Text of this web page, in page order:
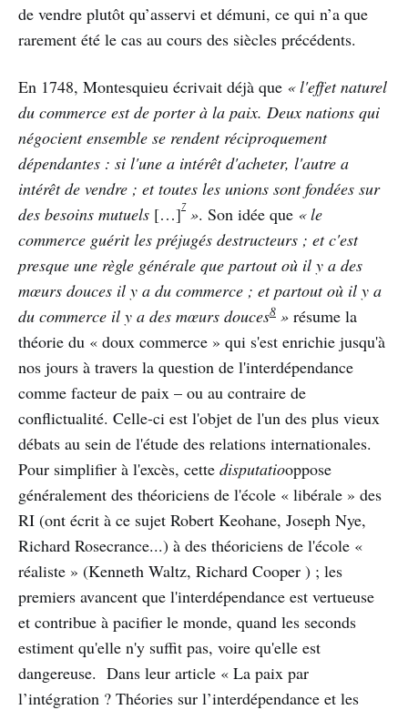
de vendre plutôt qu’asservi et démuni, ce qui n’a que
rarement été le cas au cours des siècles précédents.
En 1748, Montesquieu écrivait déjà que « l'effet naturel
du commerce est de porter à la paix. Deux nations qui
négocient ensemble se rendent réciproquement
dépendantes : si l'une a intérêt d'acheter, l'autre a
intérêt de vendre ; et toutes les unions sont fondées sur
des besoins mutuels […]7 ». Son idée que « le
commerce guérit les préjugés destructeurs ; et c'est
presque une règle générale que partout où il y a des
mœurs douces il y a du commerce ; et partout où il y a
du commerce il y a des mœurs douces8 » résume la
théorie du « doux commerce » qui s'est enrichie jusqu'à
nos jours à travers la question de l'interdépendance
comme facteur de paix – ou au contraire de
conflictualité. Celle-ci est l'objet de l'un des plus vieux
débats au sein de l'étude des relations internationales.
Pour simplifier à l'excès, cette disputatiooppose
généralement des théoriciens de l'école « libérale » des
RI (ont écrit à ce sujet Robert Keohane, Joseph Nye,
Richard Rosecrance...) à des théoriciens de l'école «
réaliste » (Kenneth Waltz, Richard Cooper ) ; les
premiers avancent que l'interdépendance est vertueuse
et contribue à pacifier le monde, quand les seconds
estiment qu'elle n'y suffit pas, voire qu'elle est
dangereuse. Dans leur article « La paix par
l’intégration ? Théories sur l’interdépendance et les